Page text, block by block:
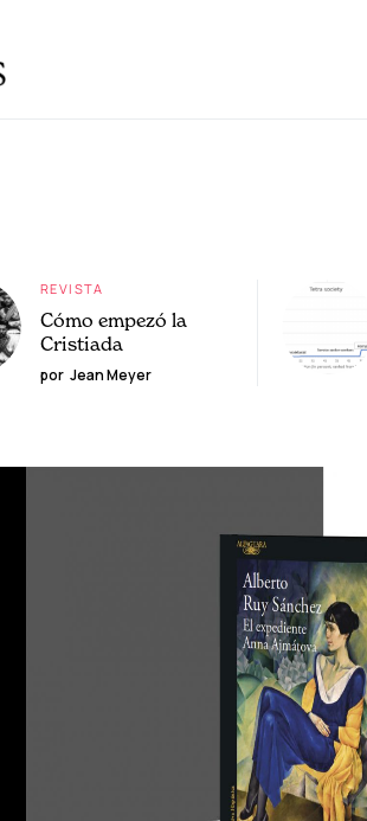
REVISTA
Cómo empezó la
Cristiada
por Jean Meyer